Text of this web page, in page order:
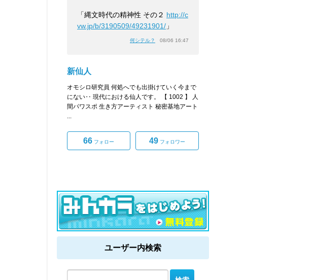
「縄文時代の精神性 その２ http://c
vw.jp/b/3190509/49231901/ 」
何シテル？ 08/06 16:47
新仙人
オモシロ研究員 何処へでも出掛けていく今まで
にない‥ 現代における仙人です。 【 1002 】 人
間パワスポ 生き方アーティスト 秘密基地アート
...
66 フォロー 49 フォロワー
ユーザー内検索